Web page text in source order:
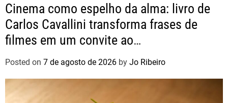
Cinema como espelho da alma: livro de
Carlos Cavallini transforma frases de
filmes em um convite ao
autoconhecimento
Posted on 7 de agosto de 2026 by Jo Ribeiro